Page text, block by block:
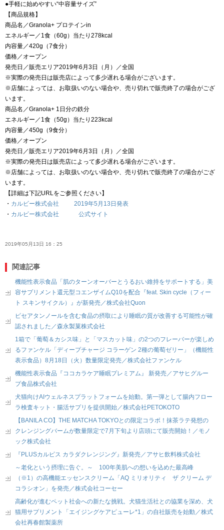
●手軽に始めやすい“中容量サイズ”
【商品規格】
商品名／Granola+ プロテインin
エネルギー／1食（60g）当たり278kcal
内容量／420g（7食分）
価格／オープン
発売日／販売エリア2019年6月3日（月）／全国
※実際の発売日は販売店によって多少遅れる場合がございます。
※店舗によっては、お取扱いのない場合や、売り切れで販売終了の場合がござ
います。
商品名／Granola+ 1日分の鉄分
エネルギー／1食（50g）当たり223kcal
内容量／450g（9食分）
価格／オープン
発売日／販売エリア2019年6月3日（月）／全国
※実際の発売日は販売店によって多少遅れる場合がございます。
※店舗によっては、お取扱いのない場合や、売り切れで販売終了の場合がござ
います。
【詳細は下記URLをご参照ください】
・ カルビー株式会社 2019年5月13日発表
・ カルビー株式会社 公式サイト
2019年05月13日 16：25
関連記事
機能性表示食品「肌のターンオーバーとうるおい維持をサポートする」美
容サプリメント還元型コエンザイムQ10を配合『feat. Skin cycle（フィー
ト スキンサイクル）』が新発売／株式会社Quon
ピセアタンノールを含む食品の摂取により睡眠の質が改善する可能性が確
認されました／森永製菓株式会社
1箱で「葡萄＆カシス味」と「マスカット味」の2つのフレーバーが楽しめ
るファンケル「ディープチャージ コラーゲン 2種の葡萄ゼリー」（機能性
表示食品）8月18日（火）数量限定発売／株式会社ファンケル
機能性表示食品『ココカラケア睡眠プレミアム』 新発売／アサヒグルー
プ食品株式会社
犬猫向けAIウェルネスプラットフォームを始動。第一弾として腸内フロー
ラ検査キット・腸活サプリを提供開始／株式会社PETOKOTO
【BANILA CO】THE MATCHA TOKYOとの限定コラボ！抹茶ラテ発想の
クレンジングバームが数量限定で7月下旬より店頭にて販売開始！／モノ
ック株式会社
『PLUSカルピス カラダクレンジング』新発売／アサヒ飲料株式会社
～老化という摂理に告ぐ。～ 100年美肌への想いを込めた最高峰
（※1）の高機能エッセンスクリーム「AQ ミリオリティ ザ クリーム デ
コラシオン」を発売／株式会社コーセー
高齢化が進むペット社会への新たな挑戦。犬猫生活社との協業を深め、犬
猫用サプリメント「エイジングケアピューレ*1」の自社販売を始動／株式
会社再春館製薬所